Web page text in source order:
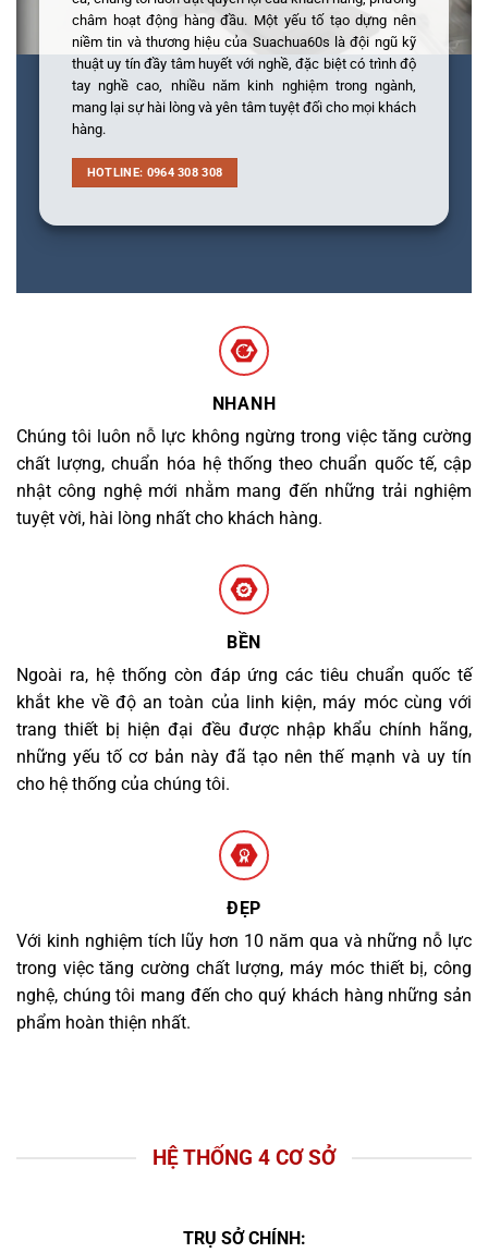
châm hoạt động hàng đầu. Một yếu tố tạo dựng nên
niềm tin và thương hiệu của Suachua60s là đội ngũ kỹ
thuật uy tín đầy tâm huyết với nghề, đặc biệt có trình độ
tay nghề cao, nhiều năm kinh nghiệm trong ngành,
mang lại sự hài lòng và yên tâm tuyệt đối cho mọi khách
hàng.
HOTLINE: 0964 308 308
NHANH
Chúng tôi luôn nỗ lực không ngừng trong việc tăng cường
chất lượng, chuẩn hóa hệ thống theo chuẩn quốc tế, cập
nhật công nghệ mới nhằm mang đến những trải nghiệm
tuyệt vời, hài lòng nhất cho khách hàng.
BỀN
Ngoài ra, hệ thống còn đáp ứng các tiêu chuẩn quốc tế
khắt khe về độ an toàn của linh kiện, máy móc cùng với
trang thiết bị hiện đại đều được nhập khẩu chính hãng,
những yếu tố cơ bản này đã tạo nên thế mạnh và uy tín
cho hệ thống của chúng tôi.
ĐẸP
Với kinh nghiệm tích lũy hơn 10 năm qua và những nỗ lực
trong việc tăng cường chất lượng, máy móc thiết bị, công
nghệ, chúng tôi mang đến cho quý khách hàng những sản
phẩm hoàn thiện nhất.
HỆ THỐNG 4 CƠ SỞ
TRỤ SỞ CHÍNH: